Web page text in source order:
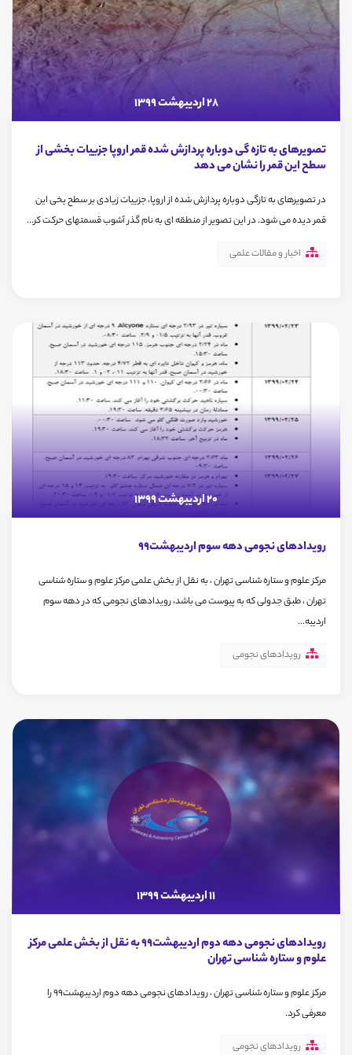
28 اردیبهشت 1399
تصویرهای به تازه گی دوباره پردازش شده قمر اروپا جزییات بخشی از
سطح این قمر را نشان می دهد
در تصویرهای به تازگی دوباره پردازش شده از اروپا، جزییات زیادی بر سطح یخی این
قمر دیده می شود. در این تصویر از منطقه ای به نام گذر آشوب قسمتهای حرکت کر...
اخبار و مقالات علمی
20 اردیبهشت 1399
رویدادهای نجومی دهه سوم اردیبهشت99
مرکز علوم و ستاره شناسی تهران ، به نقل از بخش علمی مرکز علوم و ستاره شناسی
تهران ، طبق جدولی که به پیوست می باشد، رویدادهای نجومی که در دهه سوم
اردیبه...
رویدادهای نجومی
11 اردیبهشت 1399
رویدادهای نجومی دهه دوم اردیبهشت99 به نقل از بخش علمی مرکز
علوم و ستاره شناسی تهران
مرکز علوم و ستاره شناسی تهران ، رویدادهای نجومی دهه دوم اردیبهشت99 را
معرفی کرد.
رویدادهای نجومی